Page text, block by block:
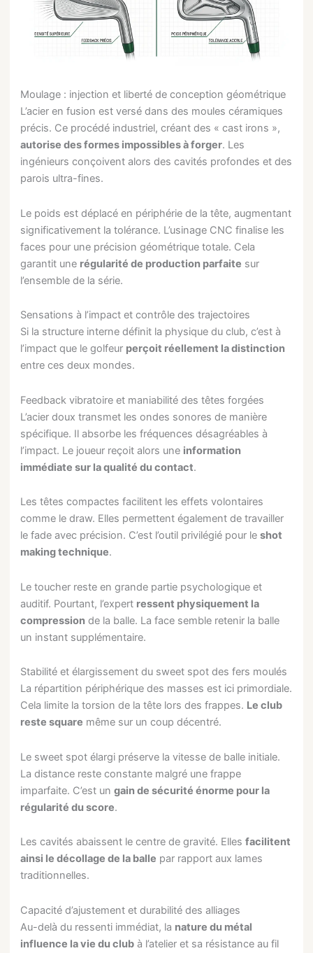
Moulage : injection et liberté de conception géométrique
L’acier en fusion est versé dans des moules céramiques
précis. Ce procédé industriel, créant des « cast irons »,
autorise des formes impossibles à forger. Les
ingénieurs conçoivent alors des cavités profondes et des
parois ultra-fines.
Le poids est déplacé en périphérie de la tête, augmentant
significativement la tolérance. L’usinage CNC finalise les
faces pour une précision géométrique totale. Cela
garantit une régularité de production parfaite sur
l’ensemble de la série.
Sensations à l’impact et contrôle des trajectoires
Si la structure interne définit la physique du club, c’est à
l’impact que le golfeur perçoit réellement la distinction
entre ces deux mondes.
Feedback vibratoire et maniabilité des têtes forgées
L’acier doux transmet les ondes sonores de manière
spécifique. Il absorbe les fréquences désagréables à
l’impact. Le joueur reçoit alors une information
immédiate sur la qualité du contact.
Les têtes compactes facilitent les effets volontaires
comme le draw. Elles permettent également de travailler
le fade avec précision. C’est l’outil privilégié pour le shot
making technique.
Le toucher reste en grande partie psychologique et
auditif. Pourtant, l’expert ressent physiquement la
compressionde la balle. La face semble retenir la balle
un instant supplémentaire.
Stabilité et élargissement du sweet spot des fers moulés
La répartition périphérique des masses est ici primordiale.
Cela limite la torsion de la tête lors des frappes. Le club
reste square même sur un coup décentré.
Le sweet spot élargi préserve la vitesse de balle initiale.
La distance reste constante malgré une frappe
imparfaite. C’est un gain de sécurité énorme pour la
régularité du score.
Les cavités abaissent le centre de gravité. Elles facilitent
ainsi le décollage de la balle par rapport aux lames
traditionnelles.
Capacité d’ajustement et durabilité des alliages
Au-delà du ressenti immédiat, la nature du métal
influence la vie du clubà l’atelier et sa résistance au fil